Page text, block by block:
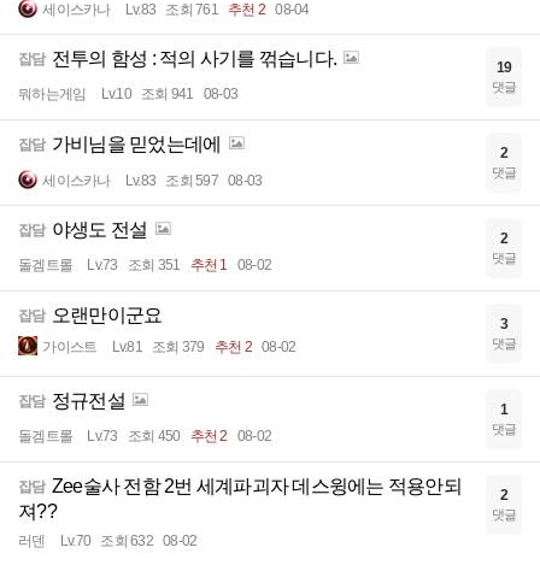
세이스카나 Lv.83 조회 761 추천 2 08-04
잡담 전투의 함성 : 적의 사기를 꺾습니다.
뭐하는게임 Lv.10 조회 941 08-03
19
댓글
잡담 가비님을 믿었는데에
세이스카나 Lv.83 조회 597 08-03
2
댓글
잡담 야생도 전설
돌겜트롤 Lv.73 조회 351 추천 1 08-02
2
댓글
잡담 오랜만이군요
가이스트 Lv.81 조회 379 추천 2 08-02
3
댓글
잡담 정규전설
돌겜트롤 Lv.73 조회 450 추천 2 08-02
1
댓글
잡담 Zee술사 전함 2번 세계파괴자 데스윙에는 적용안되
져??
러덴 Lv.70 조회 632 08-02
2
댓글